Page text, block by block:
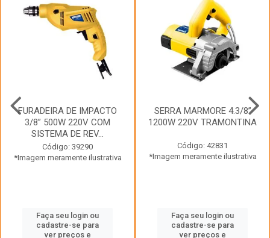
FURADEIRA DE IMPACTO
3/8” 500W 220V COM
SISTEMA DE REV...
Código: 39290
*Imagem meramente ilustrativa
Faça seu login ou
cadastre-se para
ver preços e
SERRA MARMORE 4.3/8”
1200W 220V TRAMONTINA
Código: 42831
*Imagem meramente ilustrativa
Faça seu login ou
cadastre-se para
ver preços e